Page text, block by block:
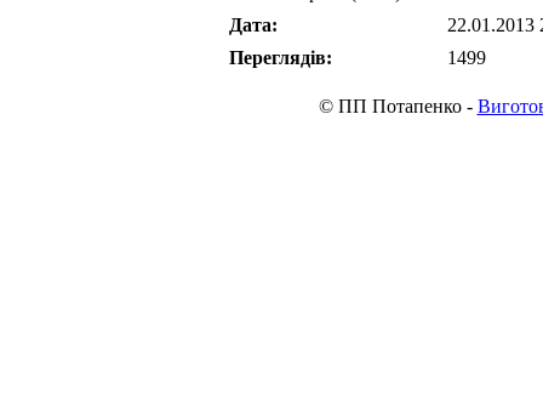
Дата:
22.01.2013
Переглядів:
1499
© ПП Потапенко -